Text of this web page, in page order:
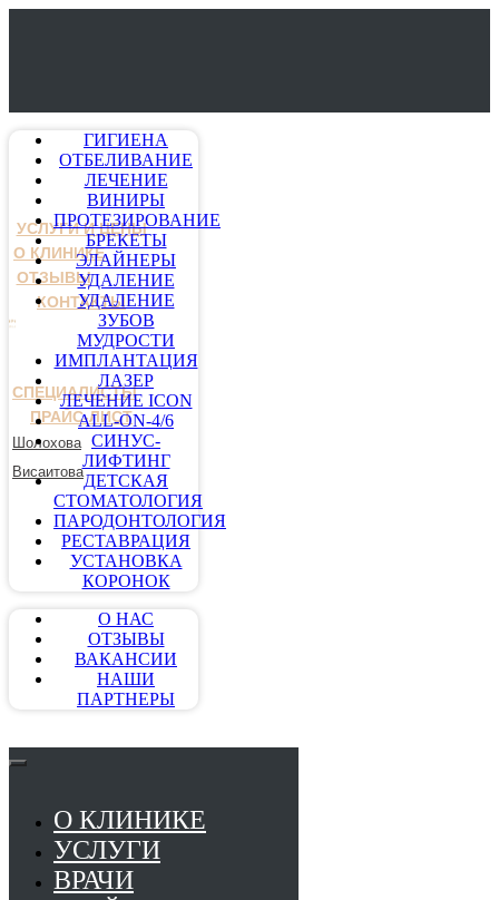
УСЛУГИ И ЦЕНЫ
О КЛИНИКЕ
ОТЗЫВЫ
КОНТАКТЫ
СПЕЦИАЛИСТЫ
ПРАЙС-ЛИСТ
Шолохова
Висаитова
ГИГИЕНА
ОТБЕЛИВАНИЕ
ЛЕЧЕНИЕ
ВИНИРЫ
ПРОТЕЗИРОВАНИЕ
БРЕКЕТЫ
ЭЛАЙНЕРЫ
УДАЛЕНИЕ
УДАЛЕНИЕ
ЗУБОВ
МУДРОСТИ
ИМПЛАНТАЦИЯ
ЛАЗЕР
ЛЕЧЕНИЕ ICON
ALL-ON-4/6
СИНУС-
ЛИФТИНГ
ДЕТСКАЯ
СТОМАТОЛОГИЯ
ПАРОДОНТОЛОГИЯ
РЕСТАВРАЦИЯ
УСТАНОВКА
КОРОНОК
О НАС
ОТЗЫВЫ
ВАКАНСИИ
НАШИ
ПАРТНЕРЫ
О КЛИНИКЕ
УСЛУГИ
ВРАЧИ